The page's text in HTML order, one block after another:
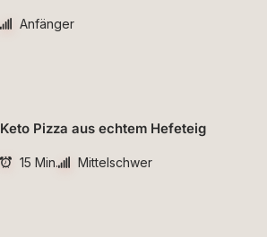
Anfänger
Keto Pizza aus echtem Hefeteig
15 Min. Mittelschwer